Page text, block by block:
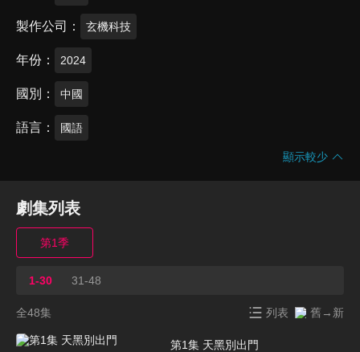
製作公司 玄機科技
年份 2024
國別 中國
語言 國語
顯示較少
劇集列表
第1季
1-30 31-48
全48集 列表 舊→新
第1集 天黑別出門